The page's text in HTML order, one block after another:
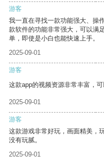
游客
我一直在寻找一款功能强大、操
款软件的功能非常强大，可以满
单，即使是小白也能快速上手。
2025-09-01
游客
这款app的视频资源非常丰富，可
2025-09-01
游客
这款游戏非常好玩，画面精美，
没有玩腻。
2025-09-01